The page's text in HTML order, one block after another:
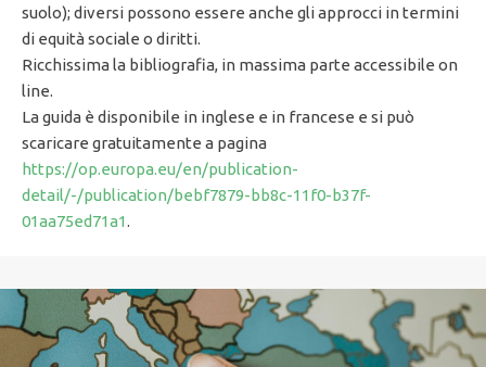
suolo); diversi possono essere anche gli approcci in termini
di equità sociale o diritti.
Ricchissima la bibliografia, in massima parte accessibile on
line.
La guida è disponibile in inglese e in francese e si può
scaricare gratuitamente a pagina
https://op.europa.eu/en/publication-
detail/-/publication/bebf7879-bb8c-11f0-b37f-
01aa75ed71a1.